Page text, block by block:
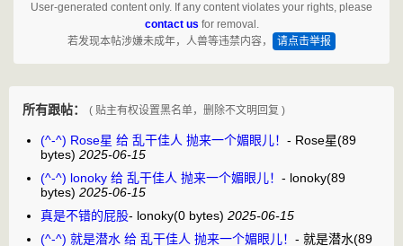
User-generated content only. If any content violates your rights, please
contact us for removal.
若发现本帖涉嫌未成年，人兽等违禁内容，
请点击举报
所有跟帖： ( 贴主有权设置黑名单，删除不文明回复 )
(^-^) Rose星 给 乱干佳人 抛来一个媚眼儿！ - Rose星(89
bytes) 2025-06-15
(^-^) lonoky 给 乱干佳人 抛来一个媚眼儿！ - lonoky(89
bytes) 2025-06-15
真是不错的屁股- lonoky(0 bytes) 2025-06-15
(^-^) 就是潜水 给 乱干佳人 抛来一个媚眼儿！ - 就是潜水(89